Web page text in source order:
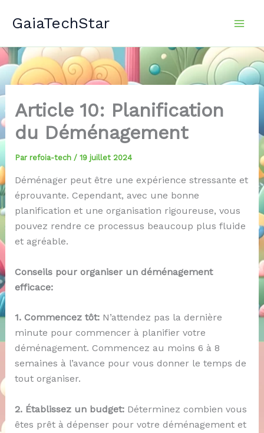
GaiaTechStar
Article 10: Planification
du Déménagement
Par refoia-tech / 19 juillet 2024
Déménager peut être une expérience stressante et
éprouvante. Cependant, avec une bonne
planification et une organisation rigoureuse, vous
pouvez rendre ce processus beaucoup plus fluide
et agréable.
Conseils pour organiser un déménagement
efficace:
1. Commencez tôt:N’attendez pas la dernière
minute pour commencer à planifier votre
déménagement. Commencez au moins 6 à 8
semaines à l’avance pour vous donner le temps de
tout organiser.
2. Établissez un budget:Déterminez combien vous
êtes prêt à dépenser pour votre déménagement et